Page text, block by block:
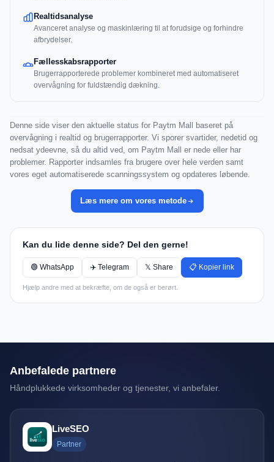
Realtidsanalyse
Avanceret analyse og maskinlæring til at forudsige og forhindre
afbrydelser.
Fællesskabsrapporter
Brugerrapporterede problemer kombineret med automatiseret
overvågning for fuldstændig dækning.
Denne side viser den aktuelle status for Paytm Mall baseret på
overvågning i realtid og brugerrapporter. Vi sporer svartider, nedetid og
nedsat ydeevne, så du altid ved, om Paytm Mall er nede eller har
problemer. Rapporter indsamles fra brugere over hele verden samt
vores eget automatiserede scanningssystem og opdateres løbende.
Læs mere om vores metode
Kan du lide denne side? Del den gerne!
🟢 WhatsApp ✈️ Telegram 𝕏 Share 📋 Kopier link
Hjælp andre med at bekræfte, om de også er berørt.
Anbefalede partnere
Håndplukkede virksomheder og tjenester, vi anbefaler.
LiveSEO
Partner